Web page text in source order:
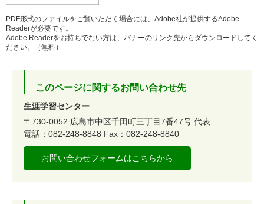
PDF形式のファイルをご覧いただく場合には、Adobe社が提供するAdobe
Readerが必要です。
Adobe Readerをお持ちでない方は、バナーのリンク先からダウンロードしてく
ださい。（無料）
このページに関するお問い合わせ先
生涯学習センター
〒730-0052 広島市中区千田町三丁目7番47号 代表
電話：082-248-8848 Fax：082-248-8840
お問い合わせフォームはこちらから